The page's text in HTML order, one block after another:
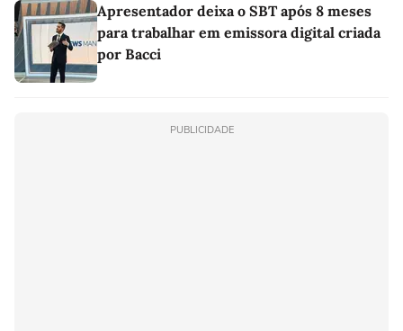
Apresentador deixa o SBT após 8 meses
para trabalhar em emissora digital criada
por Bacci
PUBLICIDADE